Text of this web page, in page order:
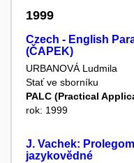
1999
Czech - English
(ČAPEK)
URBANOVÁ Ludmila
Stať ve sborníku
PALC (Practical
rok: 1999
J. Vachek:
jazykovědné